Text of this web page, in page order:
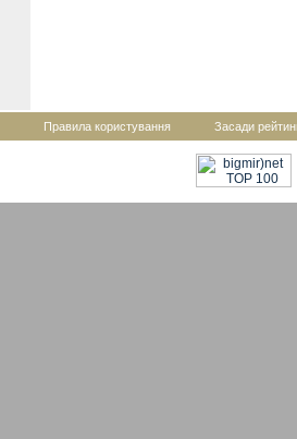
Правила користування Засади